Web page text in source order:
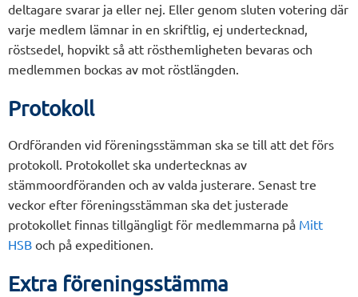
deltagare svarar ja eller nej. Eller genom sluten votering där
varje medlem lämnar in en skriftlig, ej undertecknad,
röstsedel, hopvikt så att rösthemligheten bevaras och
medlemmen bockas av mot röstlängden.
Protokoll
Ordföranden vid föreningsstämman ska se till att det förs
protokoll. Protokollet ska undertecknas av
stämmoordföranden och av valda justerare. Senast tre
veckor efter föreningsstämman ska det justerade
protokollet finnas tillgängligt för medlemmarna på Mitt
HSB och på expeditionen.
Extra föreningsstämma